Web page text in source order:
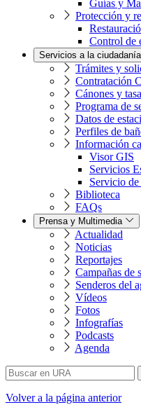
Guías y
Protección y
Control de
Servicios a la ciudadanía
Trámites y
Contratación
Cánones y
Programa de
Datos de
Perfiles de
Información
Visor GIS
Servicios
Servicio
Biblioteca
FAQs
Prensa y Multimedia
Actualidad
Noticias
Reportajes
Campañas de
Senderos del
Vídeos
Fotos
Infografías
Podcasts
Agenda
Volvera la página anterior